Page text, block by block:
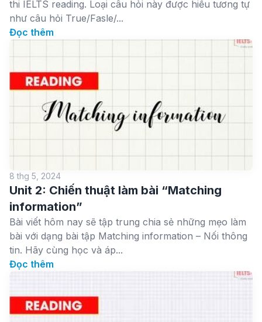
thi IELTS reading. Loại câu hỏi này được hiểu tương tự
như câu hỏi True/Fasle/...
Đọc thêm
8 thg 5, 2024
Unit 2: Chiến thuật làm bài “Matching
information”
Bài viết hôm nay sẽ tập trung chia sẻ những mẹo làm
bài với dạng bài tập Matching information – Nối thông
tin. Hãy cùng học và áp...
Đọc thêm